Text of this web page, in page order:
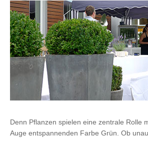
Denn Pflanzen spielen eine zentrale Rolle
Auge entspannenden Farbe Grün. Ob